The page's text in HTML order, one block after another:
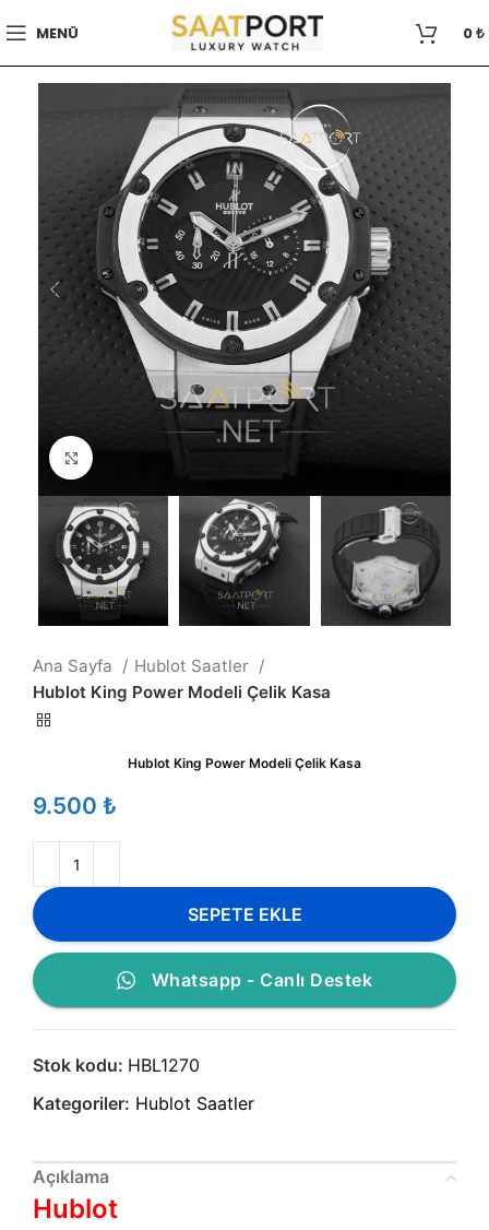
MENÜ 0₺
Ana Sayfa
Hublot Saatler
Hublot King Power Modeli Çelik Kasa
Hublot King Power Modeli Çelik Kasa
₺
SEPETE EKLE
Whatsapp - Canlı Destek
Stok kodu: HBL1270
Kategoriler: Hublot Saatler
Açıklama
Hublot